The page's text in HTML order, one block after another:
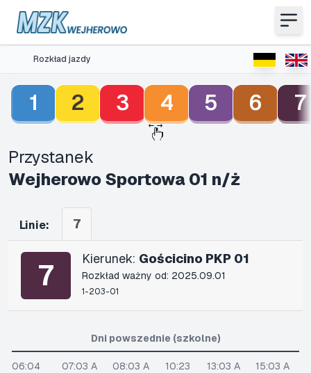
Rozkład jazdy
1 2 3 4 5 6 7
Przystanek
Wejherowo Sportowa 01 n/ż
Linie: 7
7 Kierunek: Gościcino PKP 01
Rozkład ważny od: 2025.09.01
1-203-01
Dni powszednie (szkolne)
06:04 07:03 A 08:03 A 10:23 13:03 A
15:03 A